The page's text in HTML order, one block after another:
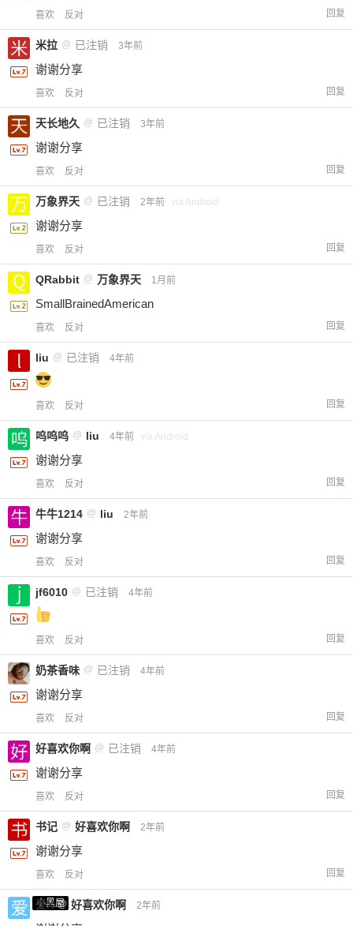
喜欢 反对 回复
米拉 @ 已注销 3年前
谢谢分享
喜欢 反对 回复
天长地久 @ 已注销 3年前
谢谢分享
喜欢 反对 回复
万象界天 @ 已注销 2年前 via Android
谢谢分享
喜欢 反对 回复
QRabbit @ 万象界天 1月前
SmallBrainedAmerican
喜欢 反对 回复
liu @ 已注销 4年前
喜欢 反对 回复
呜呜呜 @ liu 4年前 via Android
谢谢分享
喜欢 反对 回复
牛牛1214 @ liu 2年前
谢谢分享
喜欢 反对 回复
jf6010 @ 已注销 4年前
喜欢 反对 回复
奶茶香味 @ 已注销 4年前
谢谢分享
喜欢 反对 回复
好喜欢你啊 @ 已注销 4年前
谢谢分享
喜欢 反对 回复
书记 @ 好喜欢你啊 2年前
谢谢分享
喜欢 反对 回复
小黑屋
爱X @ 好喜欢你啊 2年前